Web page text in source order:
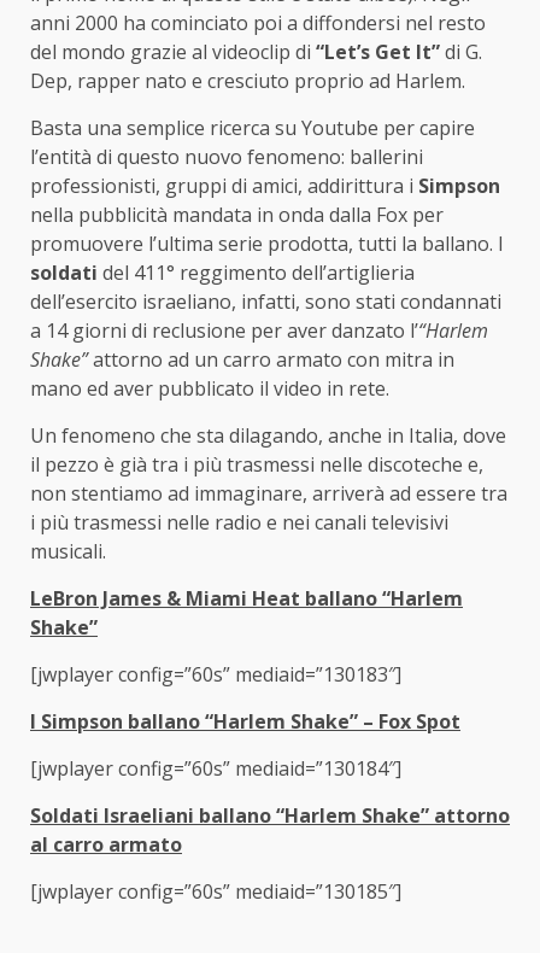
anni 2000 ha cominciato poi a diffondersi nel resto
del mondo grazie al videoclip di “Let’s Get It”di G.
Dep, rapper nato e cresciuto proprio ad Harlem.
Basta una semplice ricerca su Youtube per capire
l’entità di questo nuovo fenomeno: ballerini
professionisti, gruppi di amici, addirittura i Simpson
nella pubblicità mandata in onda dalla Fox per
promuovere l’ultima serie prodotta, tutti la ballano. I
soldati del 411° reggimento dell’artiglieria
dell’esercito israeliano, infatti, sono stati condannati
a 14 giorni di reclusione per aver danzato l’“Harlem
Shake”attorno ad un carro armato con mitra in
mano ed aver pubblicato il video in rete.
Un fenomeno che sta dilagando, anche in Italia, dove
il pezzo è già tra i più trasmessi nelle discoteche e,
non stentiamo ad immaginare, arriverà ad essere tra
i più trasmessi nelle radio e nei canali televisivi
musicali.
LeBron James & Miami Heat ballano “Harlem
Shake”
[jwplayer config=”60s” mediaid=”130183″]
I Simpson ballano “Harlem Shake” – Fox Spot
[jwplayer config=”60s” mediaid=”130184″]
Soldati Israeliani ballano “Harlem Shake” attorno
al carro armato
[jwplayer config=”60s” mediaid=”130185″]